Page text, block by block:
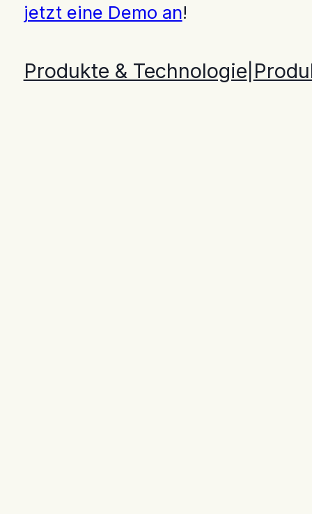
jetzt eine Demo an!
Produkte & Technologie